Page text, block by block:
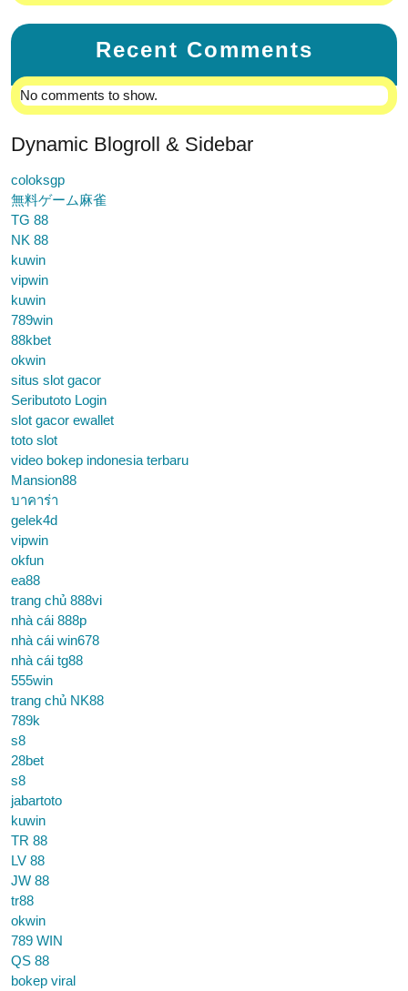
Recent Comments
No comments to show.
Dynamic Blogroll & Sidebar
coloksgp
無料ゲーム麻雀
TG 88
NK 88
kuwin
vipwin
kuwin
789win
88kbet
okwin
situs slot gacor
Seributoto Login
slot gacor ewallet
toto slot
video bokep indonesia terbaru
Mansion88
บาคาร่า
gelek4d
vipwin
okfun
ea88
trang chủ 888vi
nhà cái 888p
nhà cái win678
nhà cái tg88
555win
trang chủ NK88
789k
s8
28bet
s8
jabartoto
kuwin
TR 88
LV 88
JW 88
tr88
okwin
789 WIN
QS 88
bokep viral